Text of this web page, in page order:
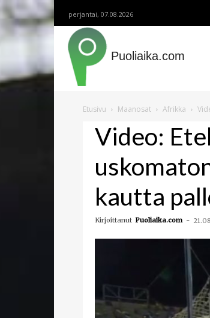
perjantai, 07.08.2026
Puoliaika.com
Etusivu Maanosat Afrikka
Video:
kautta
Kirjoittanut Puoliaika.com -